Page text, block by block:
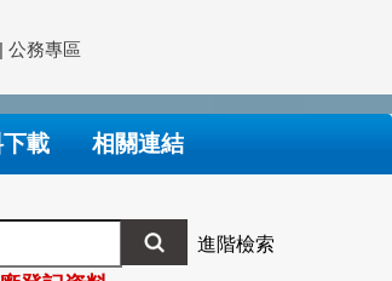
| 公務專區
載 相關連結
進階檢索